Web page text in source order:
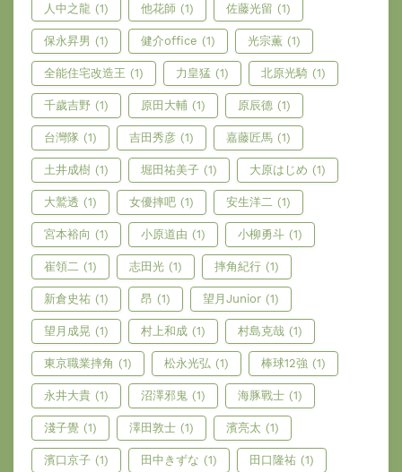
人中之龍 (1) 他花師 (1) 佐藤光留 (1)
保永昇男 (1) 健介office (1) 光宗薫 (1)
全能住宅改造王 (1) 力皇猛 (1) 北原光騎 (1)
千歲吉野 (1) 原田大輔 (1) 原辰德 (1)
台灣隊 (1) 吉田秀彦 (1) 嘉藤匠馬 (1)
土井成樹 (1) 堀田祐美子 (1) 大原はじめ (1)
大鷲透 (1) 女優摔吧 (1) 安生洋二 (1)
宮本裕向 (1) 小原道由 (1) 小柳勇斗 (1)
崔領二 (1) 志田光 (1) 摔角紀行 (1)
新倉史祐 (1) 昂 (1) 望月Junior (1)
望月成晃 (1) 村上和成 (1) 村島克哉 (1)
東京職業摔角 (1) 松永光弘 (1) 棒球12強 (1)
永井大貴 (1) 沼澤邪鬼 (1) 海豚戰士 (1)
淺子覺 (1) 澤田敦士 (1) 濱亮太 (1)
濱口京子 (1) 田中きずな (1) 田口隆祐 (1)